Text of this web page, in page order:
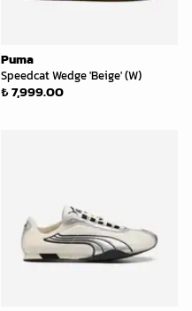
Puma
Speedcat Wedge 'Beige' (W)
₺ 7,999.00